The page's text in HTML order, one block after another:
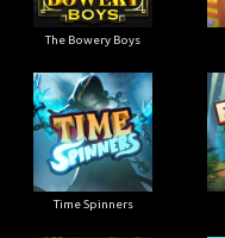
The Bowery Boys
Time Spinners